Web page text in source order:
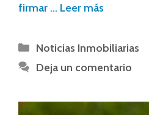
firmar … Leer más
Noticias Inmobiliarias
Deja un comentario